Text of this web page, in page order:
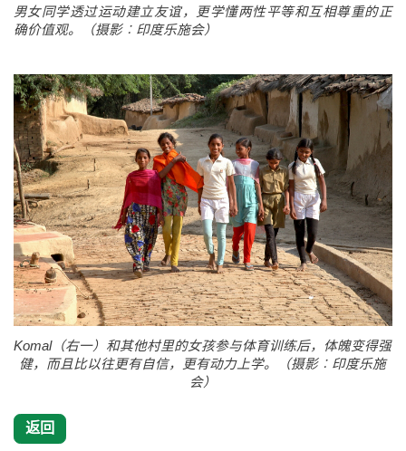
男女同学透过运动建立友谊，更学懂两性平等和互相尊重的正
确价值观。（摄影︰印度乐施会）
Komal（右一）和其他村里的女孩参与体育训练后，体魄变得强
健，而且比以往更有自信，更有动力上学。（摄影︰印度乐施
会）
返回